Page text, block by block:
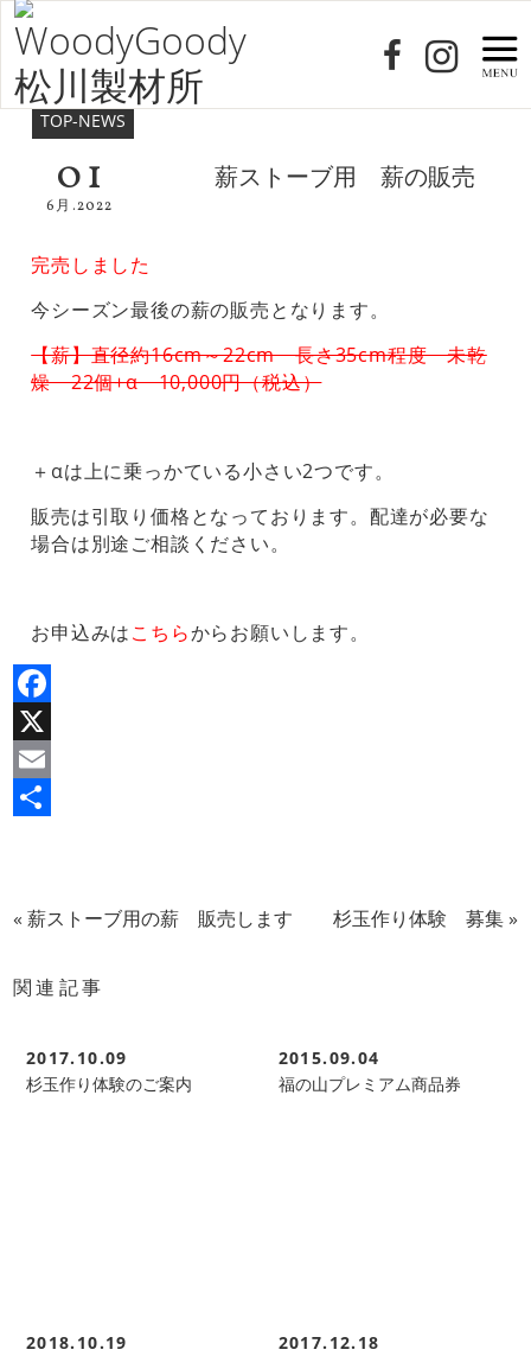
TOP-NEWS
01
6月.2022
薪ストーブ用 薪の販売
完売しました
今シーズン最後の薪の販売となります。
【薪】直径約16cm～22cm 長さ35cm程度 未乾
燥 22個+α 10,000円（税込）
＋αは上に乗っかている小さい2つです。
販売は引取り価格となっております。配達が必要な
場合は別途ご相談ください。
お申込みはこちらからお願いします。
Facebook
X
Email
«薪ストーブ用の薪 販売します 杉玉作り体験 募集»
関連記事
2017.10.09
杉玉作り体験のご案内
2015.09.04
福の山プレミアム商品券
2018.10.19
2017.12.18